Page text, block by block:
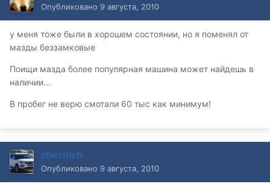
Опубликовано 9 августа, 2010
у меня тоже были в хорошем состоянии, но я поменял от
мазды беззамковые
Поищи мазда более популярная машина может найдешь в
наличии...
В пробег не верю смотали 60 тыс как минимум!
chernich
Опубликовано 9 августа, 2010